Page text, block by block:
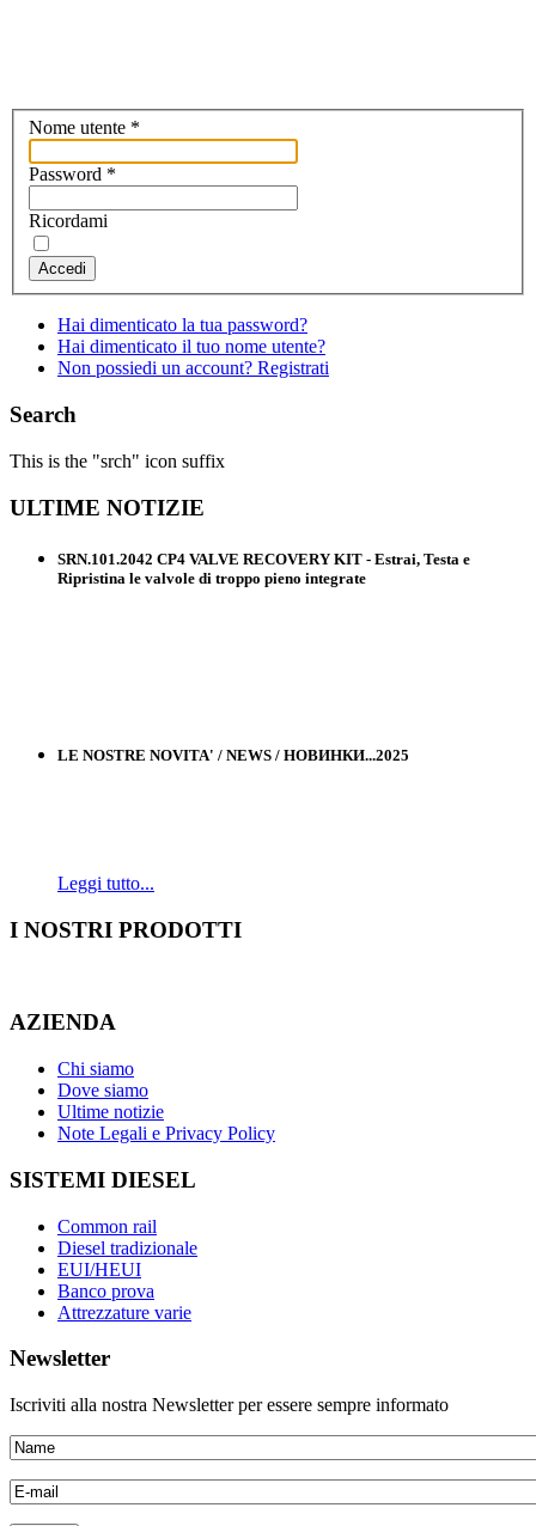
Nome utente *
Password *
Ricordami
Accedi
Hai dimenticato la tua password?
Hai dimenticato il tuo nome utente?
Non possiedi un account? Registrati
Search
This is the "srch" icon suffix
ULTIME NOTIZIE
SRN.101.2042 CP4 VALVE RECOVERY KIT - Estrai, Testa e
Ripristina le valvole di troppo pieno integrate
LE NOSTRE NOVITA' / NEWS / НОВИНКИ...2025
Leggi tutto...
I NOSTRI PRODOTTI
AZIENDA
Chi siamo
Dove siamo
Ultime notizie
Note Legali e Privacy Policy
SISTEMI DIESEL
Common rail
Diesel tradizionale
EUI/HEUI
Banco prova
Attrezzature varie
Newsletter
Iscriviti alla nostra Newsletter per essere sempre informato